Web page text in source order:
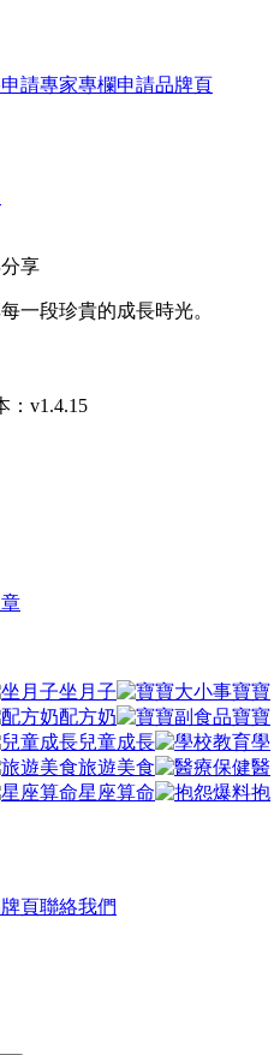
申請專家專欄申請品牌頁
享
一段珍貴的成長時光。
：v1.4.15
坐月子
寶寶
配方奶
寶寶
兒童成長
學
旅遊美食
醫
星座算命
抱
頁聯絡我們